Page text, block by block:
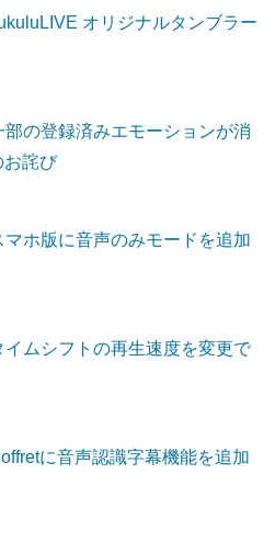
オリジナルタンブラー
部の登録済みエモーションが消
お詫び
マホ版に音声のみモードを追加
イムシフトの再生速度を変更で
に音声認識字幕機能を追加